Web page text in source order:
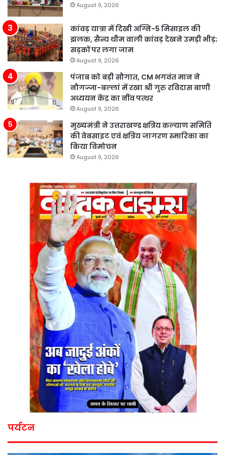
August 9, 2026
कांवड़ यात्रा में दिखी अग्नि-5 मिसाइल की
झलक, सैन्य थीम वाली कांवड़ देखने उमड़ी भीड़;
सड़कों पर लगा जाम
August 9, 2026
पंजाब को बड़ी सौगात, CM भगवंत मान ने
नौगज्जा-बल्लां में रखा श्री गुरु रविदास बाणी
अध्ययन केंद्र का नींव पत्थर
August 9, 2026
मुख्यमंत्री ने उत्तराखण्ड क्षत्रिय कल्याण समिति
की वेबसाइट एवं क्षत्रिय जागरण स्मारिका का
किया विमोचन
August 9, 2026
पर्यटन